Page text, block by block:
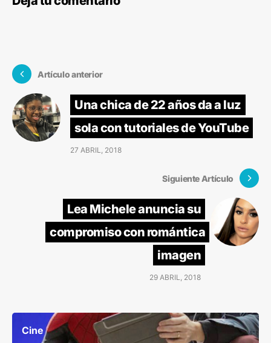
Artículo anterior
Una chica de 22 años da a luz
sola con tutoriales de YouTube
27 ABRIL, 2018
Siguiente Artículo
Lea Michele anuncia su
compromiso con romántica
imagen
29 ABRIL, 2018
Cine